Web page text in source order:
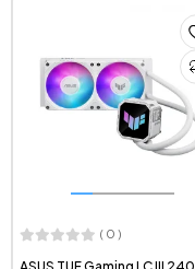
( 0 )
ASUS TUF Gaming LC III 240